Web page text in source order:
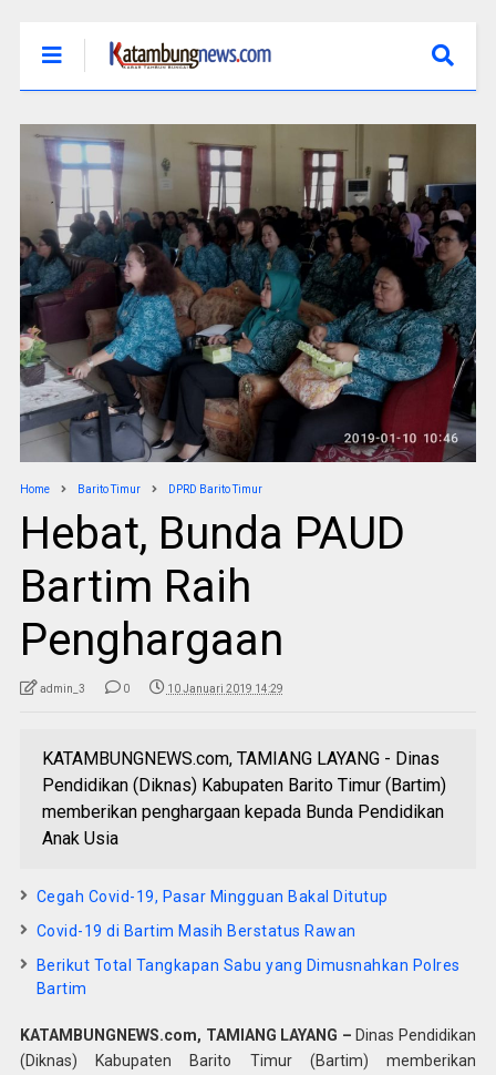
Home Barito Timur DPRD Barito Timur
Hebat, Bunda PAUD
Bartim Raih
Penghargaan
admin_3 0 10 Januari 2019 14:29
KATAMBUNGNEWS.com, TAMIANG LAYANG - Dinas
Pendidikan (Diknas) Kabupaten Barito Timur (Bartim)
memberikan penghargaan kepada Bunda Pendidikan
Anak Usia
Cegah Covid-19, Pasar Mingguan Bakal Ditutup
Covid-19 di Bartim Masih Berstatus Rawan
Berikut Total Tangkapan Sabu yang Dimusnahkan Polres
Bartim
KATAMBUNGNEWS.com, TAMIANG LAYANG – Dinas Pendidikan
(Diknas) Kabupaten Barito Timur (Bartim) memberikan